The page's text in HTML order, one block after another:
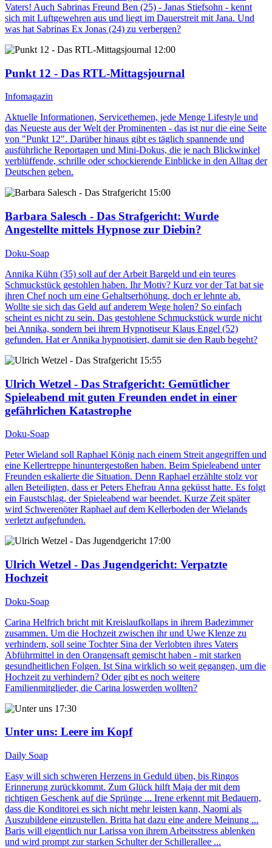
Vaters! Auch Sabrinas Freund Ben (25) - Janas Stiefsohn - kennt
sich mit Luftgewehren aus und liegt im Dauerstreit mit Jana. Und
was hat Sabrinas Ex Jonas (24) zu verbergen?
12:00
Punkt 12 - Das RTL-Mittagsjournal
Infomagazin
Aktuelle Informationen, Servicethemen, jede Menge Lifestyle und
das Neueste aus der Welt der Prominenten - das ist nur die eine Seite
von "Punkt 12". Darüber hinaus gibt es täglich spannende und
ausführliche Reportagen und Mini-Dokus, die je nach Blickwinkel
verblüffende, schrille oder schockierende Einblicke in den Alltag der
Deutschen geben.
15:00
Barbara Salesch - Das Strafgericht: Wurde
Angestellte mittels Hypnose zur Diebin?
Doku-Soap
Annika Kühn (35) soll auf der Arbeit Bargeld und ein teures
Schmuckstück gestohlen haben. Ihr Motiv? Kurz vor der Tat bat sie
ihren Chef noch um eine Gehaltserhöhung, doch er lehnte ab.
Wollte sie sich das Geld auf anderem Wege holen? So einfach
scheint es nicht zu sein. Das gestohlene Schmuckstück wurde nicht
bei Annika, sondern bei ihrem Hypnotiseur Klaus Engel (52)
gefunden. Hat er Annika hypnotisiert, damit sie den Raub begeht?
15:55
Ulrich Wetzel - Das Strafgericht: Gemütlicher
Spieleabend mit guten Freunden endet in einer
gefährlichen Katastrophe
Doku-Soap
Peter Wieland soll Raphael König nach einem Streit angegriffen und
eine Kellertreppe hinuntergestoßen haben. Beim Spieleabend unter
Freunden eskalierte die Situation. Denn Raphael erzählte stolz vor
allen Beteiligten, dass er Peters Ehefrau Anna geküsst hatte. Es folgt
ein Faustschlag, der Spieleabend war beendet. Kurze Zeit später
wird Schwerenöter Raphael auf dem Kellerboden der Wielands
verletzt aufgefunden.
17:00
Ulrich Wetzel - Das Jugendgericht: Verpatzte
Hochzeit
Doku-Soap
Carina Helfrich bricht mit Kreislaufkollaps in ihrem Badezimmer
zusammen. Um die Hochzeit zwischen ihr und Uwe Klenze zu
verhindern, soll seine Tochter Sina der Verlobten ihres Vaters
Abführmittel in den Orangensaft gemischt haben - mit starken
gesundheitlichen Folgen. Ist Sina wirklich so weit gegangen, um die
Hochzeit zu verhindern? Oder gibt es noch weitere
Familienmitglieder, die Carina loswerden wollten?
17:30
Unter uns: Leere im Kopf
Daily Soap
Easy will sich schweren Herzens in Geduld üben, bis Ringos
Erinnerung zurückkommt. Zum Glück hilft Maja der mit dem
richtigen Geschenk auf die Sprünge ... Irene erkennt mit Bedauern,
dass die Konditorei es sich nicht mehr leisten kann, Naomi als
Auszubildene einzustellen. Britta hat dazu eine andere Meinung ...
Baris will eigentlich nur Larissa von ihrem Arbeitsstress ablenken
und wird prompt zur starken Schulter der Schillerallee ...